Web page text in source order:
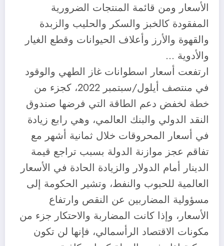
الأسعار ومن قائمة المنتجات الضرورية
المفقودة كالخبز والسكر والحليب والزبدة
والقهوة والأرز وأعلاف الحيوانات وقطع الغيار
والأدوية …
ارتفعت أسعار اسطوانات غاز الطهي والوقود
في منتصف أيلول/سبتمبر 2022، كجزء من
خطة لخفض دعم الطاقة التي فرضها صندوق
النقد الدولي والبنك العالمي، وهي رابع زيادة
في أسعار المحروقات خلال ثمانية أشهر مع
تفاقم عجز موازنة الدولة بسبب تراجع قيمة
الدينار أمام الدولار والزيادة الحادة في الأسعار
العالمية للحبوب والنفط، وتشير الحكومة إلى
مسؤولية المضاربين عن النقص وارتفاع
الأسعار، وإذا كانت المضاربة والاحتكار جزء من
مكونات الاقتصاد الرأسمالي، فإنها لن تكون